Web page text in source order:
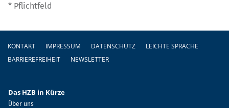
* Pflichtfeld
Fußzeile
KONTAKT IMPRESSUM DATENSCHUTZ
LEICHTE SPRACHE
BARRIEREFREIHEIT
NEWSLETTER
Das HZB in Kürze
Über uns